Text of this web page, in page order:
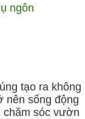
ngôn
tạo ra không
nên sống động
chăm sóc vườn